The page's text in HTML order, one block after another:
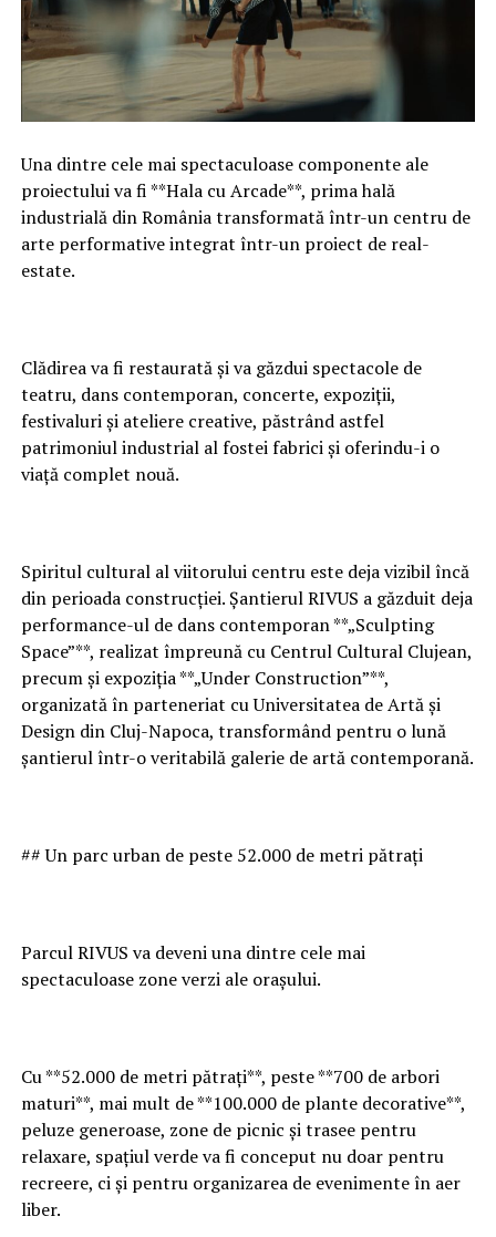
Una dintre cele mai spectaculoase componente ale
proiectului va fi **Hala cu Arcade**, prima hală
industrială din România transformată într-un centru de
arte performative integrat într-un proiect de real-
estate.
Clădirea va fi restaurată și va găzdui spectacole de
teatru, dans contemporan, concerte, expoziții,
festivaluri și ateliere creative, păstrând astfel
patrimoniul industrial al fostei fabrici și oferindu-i o
viață complet nouă.
Spiritul cultural al viitorului centru este deja vizibil încă
din perioada construcției. Șantierul RIVUS a găzduit deja
performance-ul de dans contemporan **„Sculpting
Space”**, realizat împreună cu Centrul Cultural Clujean,
precum și expoziția **„Under Construction”**,
organizată în parteneriat cu Universitatea de Artă și
Design din Cluj-Napoca, transformând pentru o lună
șantierul într-o veritabilă galerie de artă contemporană.
## Un parc urban de peste 52.000 de metri pătrați
Parcul RIVUS va deveni una dintre cele mai
spectaculoase zone verzi ale orașului.
Cu **52.000 de metri pătrați**, peste **700 de arbori
maturi**, mai mult de **100.000 de plante decorative**,
peluze generoase, zone de picnic și trasee pentru
relaxare, spațiul verde va fi conceput nu doar pentru
recreere, ci și pentru organizarea de evenimente în aer
liber.